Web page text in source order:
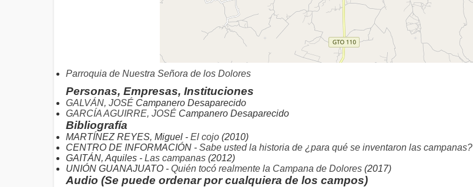
Parroquia de Nuestra Señora de los Dolores
Personas, Empresas, Instituciones
GALVÁN, JOSÉ Campanero Desaparecido
GARCÍA AGUIRRE, JOSÉ Campanero Desaparecido
Bibliografía
MARTÍNEZ REYES, Miguel - El cojo (2010)
CENTRO DE INFORMACIÓN - Sabe usted la historia de ¿para qué se inventaron las campanas?
GAITÁN, Aquiles - Las campanas (2012)
UNIÓN GUANAJUATO - Quién tocó realmente la Campana de Dolores (2017)
Audio (Se puede ordenar por cualquiera de los campos)